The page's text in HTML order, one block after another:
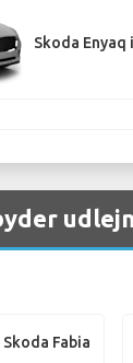
Skoda Enyaq
Skoda Fabia